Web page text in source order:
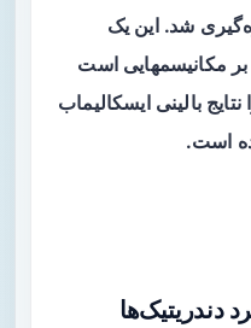
شد. این یک
بر مکانیسمهایی است
بالینی ایسکالیماب
است.